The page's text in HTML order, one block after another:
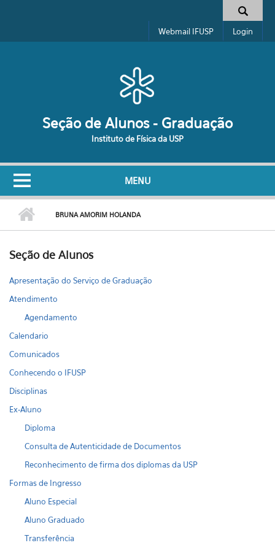
Formulário de busca
Webmail IFUSP Login
Seção de Alunos - Graduação
Instituto de Física da USP
MENU
BRUNA AMORIM HOLANDA
Seção de Alunos
Apresentação do Serviço de Graduação
Atendimento
Agendamento
Calendario
Comunicados
Conhecendo o IFUSP
Disciplinas
Ex-Aluno
Diploma
Consulta de Autenticidade de Documentos
Reconhecimento de firma dos diplomas da USP
Formas de Ingresso
Aluno Especial
Aluno Graduado
Transferência